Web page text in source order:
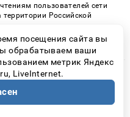
пользователей сети
Российской
рекомендательных
сети
«СМИ2» (PDF)
Все права защищены
сайта 16+
посещения сайта вы
обрабатываем ваши
метрик Яндекс
LiveInternet.